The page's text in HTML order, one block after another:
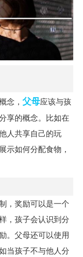
念， 父母应该与孩
享的概念。比如在
人共享自己的玩
示如何分配食物，
，奖励可以是一个
，孩子会认识到分
。父母还可以使用
当孩子不与他人分